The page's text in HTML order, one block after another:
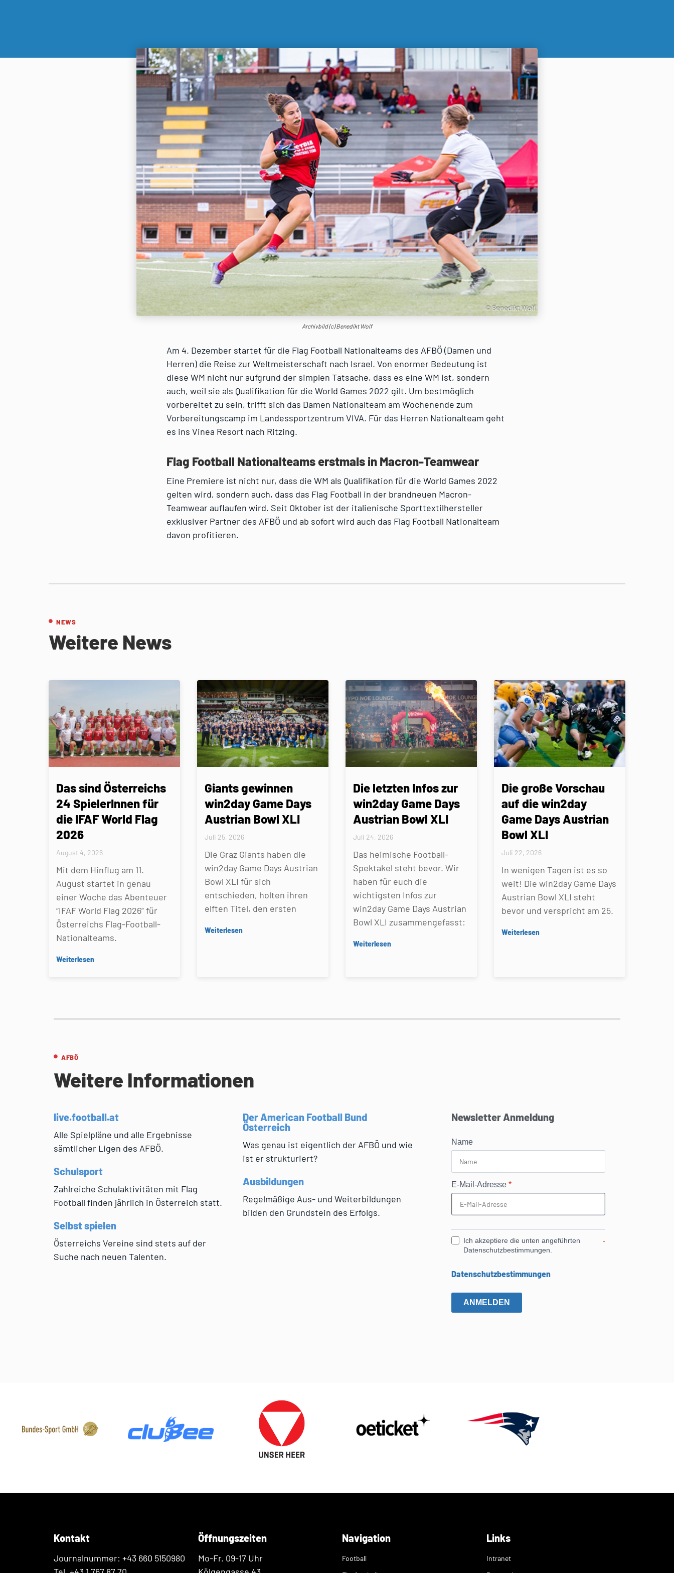
Archivbild (c) Benedikt Wolf
Am 4. Dezember startet für die Flag Football Nationalteams des AFBÖ (Damen und
Herren) die Reise zur Weltmeisterschaft nach Israel. Von enormer Bedeutung ist
diese WM nicht nur aufgrund der simplen Tatsache, dass es eine WM ist, sondern
auch, weil sie als Qualifikation für die World Games 2022 gilt. Um bestmöglich
vorbereitet zu sein, trifft sich das Damen Nationalteam am Wochenende zum
Vorbereitungscamp im Landessportzentrum VIVA. Für das Herren Nationalteam geht
es ins Vinea Resort nach Ritzing.
Flag Football Nationalteams erstmals in Macron-Teamwear
Eine Premiere ist nicht nur, dass die WM als Qualifikation für die World Games 2022
gelten wird, sondern auch, dass das Flag Football in der brandneuen Macron-
Teamwear auflaufen wird. Seit Oktober ist der italienische Sporttextilhersteller
exklusiver Partner des AFBÖ und ab sofort wird auch das Flag Football Nationalteam
davon profitieren.
NEWS
Weitere News
Das sind Österreichs
24 SpielerInnen für
die IFAF World Flag
2026
August 4, 2026
Mit dem Hinflug am 11.
August startet in genau
einer Woche das Abenteuer
“IFAF World Flag 2026” für
Österreichs Flag-Football-
Nationalteams.
Weiterlesen
Giants gewinnen
win2day Game Days
Austrian Bowl XLI
Juli 25, 2026
Die Graz Giants haben die
win2day Game Days Austrian
Bowl XLI für sich
entschieden, holten ihren
elften Titel, den ersten
Weiterlesen
Die letzten Infos zur
win2day Game Days
Austrian Bowl XLI
Juli 24, 2026
Das heimische Football-
Spektakel steht bevor. Wir
haben für euch die
wichtigsten Infos zur
win2day Game Days Austrian
Bowl XLI zusammengefasst:
Weiterlesen
Die große Vorschau
auf die win2day
Game Days Austrian
Bowl XLI
Juli 22, 2026
In wenigen Tagen ist es so
weit! Die win2day Game Days
Austrian Bowl XLI steht
bevor und verspricht am 25.
Weiterlesen
AFBÖ
Weitere Informationen
live.football.at
Alle Spielpläne und alle Ergebnisse
sämtlicher Ligen des AFBÖ.
Schulsport
Zahlreiche Schulaktivitäten mit Flag
Football finden jährlich in Österreich statt.
Selbst spielen
Österreichs Vereine sind stets auf der
Suche nach neuen Talenten.
Der American Football Bund
Österreich
Was genau ist eigentlich der AFBÖ und wie
ist er strukturiert?
Ausbildungen
Regelmäßige Aus- und Weiterbildungen
bilden den Grundstein des Erfolgs.
Newsletter Anmeldung
Name
E-Mail-Adresse*
Ich akzeptiere die unten angeführten
Datenschutzbestimmungen.
*
Datenschutzbestimmungen
ANMELDEN
Kontakt
Journalnummer: +43 660 5150980
Öffnungszeiten
Mo-Fr. 09-17 Uhr
Navigation
Football
Links
Intranet